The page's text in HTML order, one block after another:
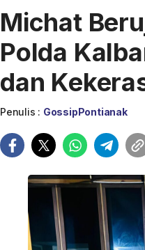
Michat
Polda
dan
Penulis : GossipPontianak